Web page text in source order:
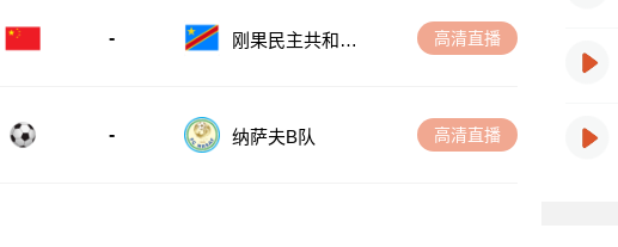
-
刚果民主共和国
高清直播
- 纳萨夫B队 高清直播